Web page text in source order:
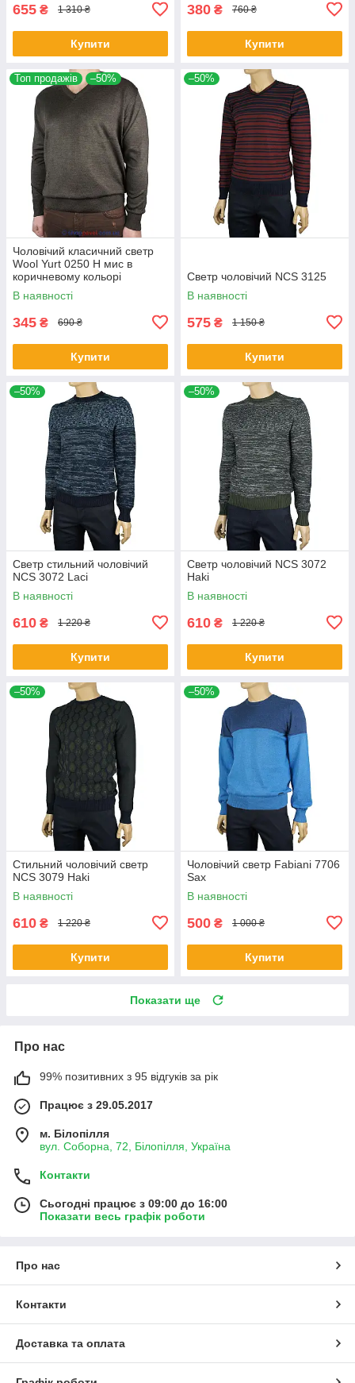
655 ₴ 1 310 ₴
Купити
380 ₴ 760 ₴
Купити
Топ продажів –50%
Чоловічий класичний светр
Wool Yurt 0250 Н мис в
коричневому кольорі
В наявності
345 ₴ 690 ₴
Купити
–50%
Светр чоловічий NCS 3125
В наявності
575 ₴ 1 150 ₴
Купити
–50%
Светр стильний чоловічий
NCS 3072 Laci
В наявності
610 ₴ 1 220 ₴
Купити
–50%
Светр чоловічий NCS 3072
Haki
В наявності
610 ₴ 1 220 ₴
Купити
–50%
Стильний чоловічий светр
NCS 3079 Haki
В наявності
610 ₴ 1 220 ₴
Купити
–50%
Чоловічий светр Fabiani 7706
Sax
В наявності
500 ₴ 1 000 ₴
Купити
Показати ще
Про нас
99% позитивних з 95 відгуків за рік
Працює з 29.05.2017
м. Білопілля
вул. Соборна, 72, Білопілля, Україна
Контакти
Сьогодні працює з 09:00 до 16:00
Показати весь графік роботи
Про нас
Контакти
Доставка та оплата